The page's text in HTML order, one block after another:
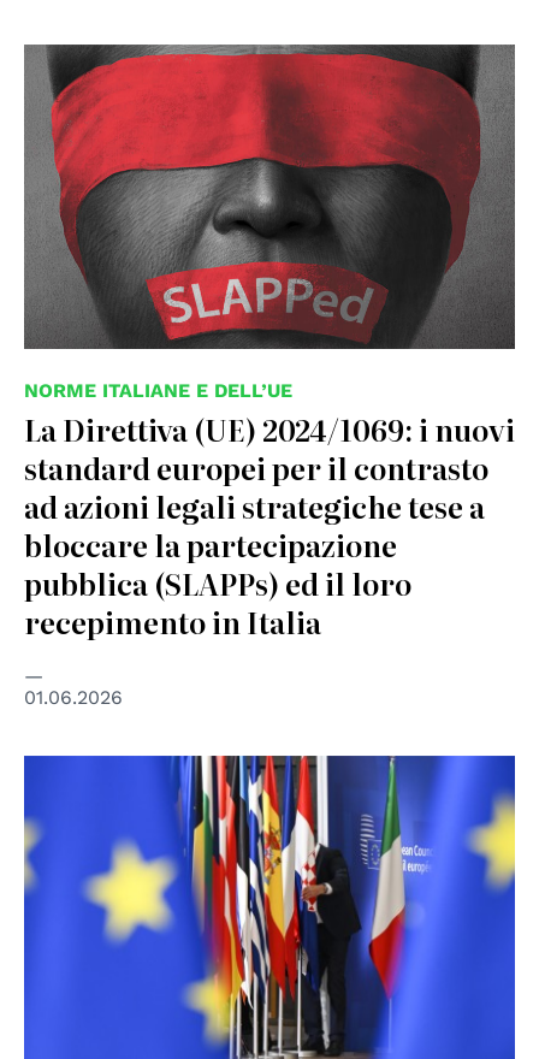
© Council of Europe
NORME ITALIANE E DELL’UE
La Direttiva (UE) 2024/1069: i nuovi
standard europei per il contrasto
ad azioni legali strategiche tese a
bloccare la partecipazione
pubblica (SLAPPs) ed il loro
recepimento in Italia
01.06.2026